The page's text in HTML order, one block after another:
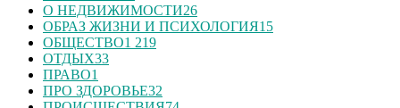
О НЕДВИЖИМОСТИ26
ОБРАЗ ЖИЗНИ И ПСИХОЛОГИЯ15
ОБЩЕСТВО1 219
ОТДЫХ33
ПРАВО1
ПРО ЗДОРОВЬЕ32